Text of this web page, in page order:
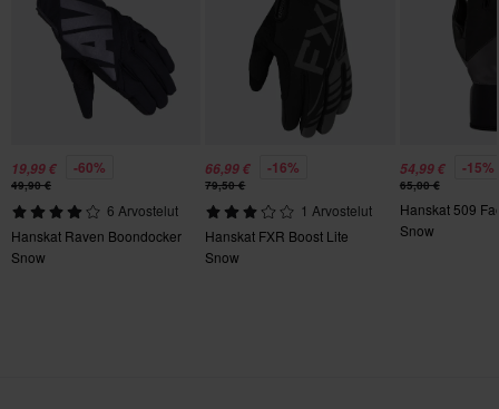
185 x 315 x 65 mm
3XL
XL
170 x 295 x 75 mm
S
19,99 € -60%
49,90 €
6 Arvostelut
Hanskat Raven Boondocker
Snow
66,99 € -16%
79,50 €
1 Arvostelut
Hanskat FXR Boost Lite
Snow
54,99 € -15%
65,00 €
Hanskat 509
Snow